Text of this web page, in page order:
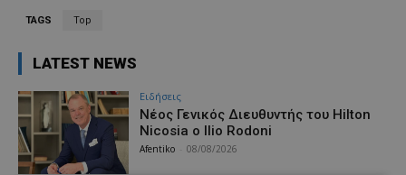
TAGS Top
LATEST NEWS
Ειδήσεις
Νέος Γενικός Διευθυντής του Hilton
Nicosia ο Ilio Rodoni
Afentiko 08/08/2026